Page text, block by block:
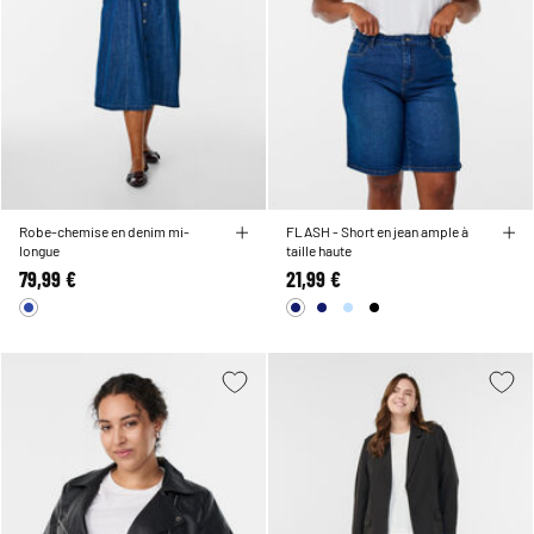
Robe-chemise en denim mi-
longue
79,99 €
FLASH - Short en jean ample à
taille haute
21,99 €